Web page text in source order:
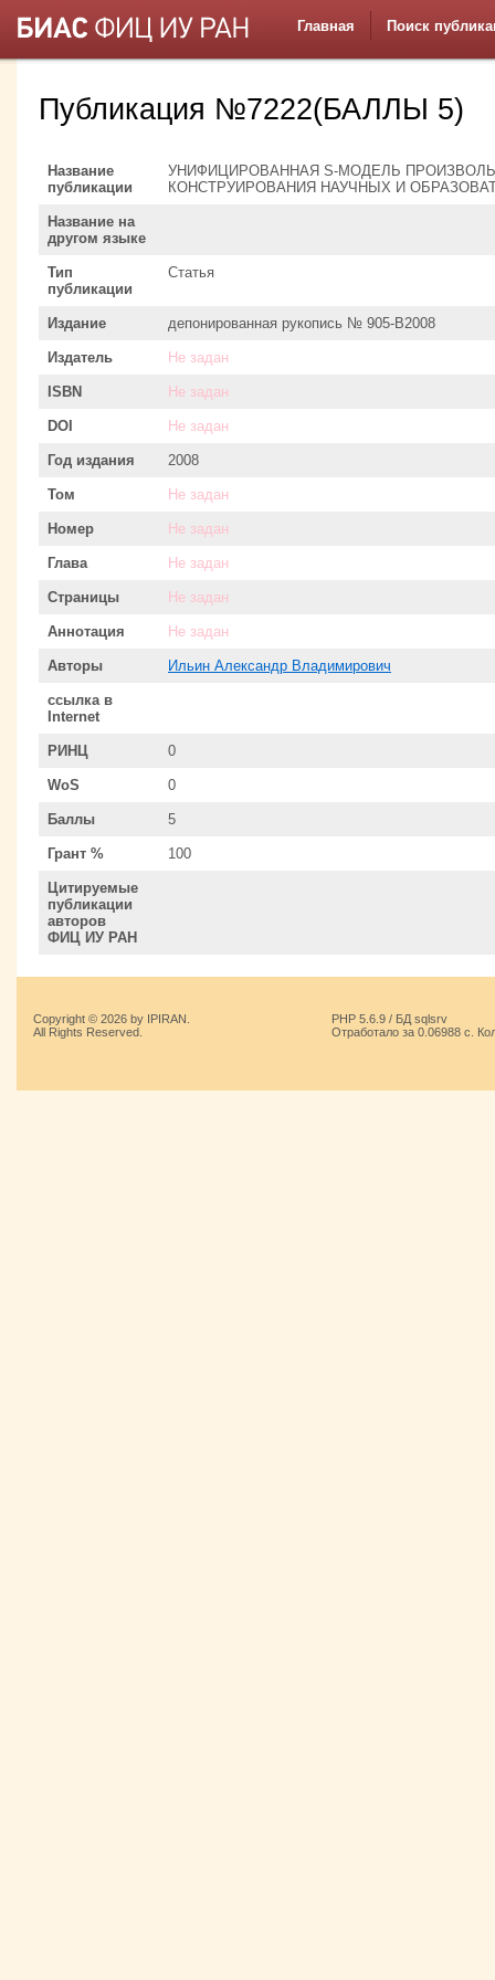
Главная Поиск
Публикация №7222(БАЛЛЫ 5)
Название
публикации
УНИФИЦИРОВАННАЯ S-МОДЕЛЬ
КОНСТРУИРОВАНИЯ НАУЧНЫХ И
Название на
другом языке
Тип
публикации
Статья
Издание депонированная рукопись № 905-В2008
Издатель Не задан
ISBN Не задан
DOI Не задан
Год издания 2008
Том Не задан
Номер Не задан
Глава Не задан
Страницы Не задан
Аннотация Не задан
Авторы Ильин Александр Владимирович
ссылка в
Internet
РИНЦ 0
WoS 0
Баллы 5
Грант % 100
Цитируемые
публикации
авторов
ФИЦ ИУ РАН
Copyright © 2026 by IPIRAN.
All Rights Reserved.
PHP 5.6.9 / БД sqlsrv
Отработало за 0.06988 с.